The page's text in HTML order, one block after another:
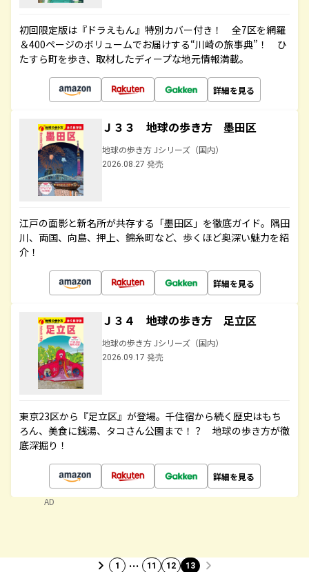
初回限定版は『ドラえもん』特別カバー付き！ 全7区を網羅
＆400ページのボリュームでお届けする“川崎の旅事典”！ ひ
たすら町を歩き、取材したディープな地元情報満載。
詳細を見る
Ｊ３３ 地球の歩き方 墨田区
地球の歩き方 Jシリーズ（国内）
2026.08.27 発売
江戸の面影と新名所が共存する「墨田区」を徹底ガイド。隅田
川、両国、向島、押上、錦糸町など、歩くほど奥深い魅力を紹
介！
詳細を見る
Ｊ３４ 地球の歩き方 足立区
地球の歩き方 Jシリーズ（国内）
2026.09.17 発売
東京23区から『足立区』が登場。千住宿から続く歴史はもち
ろん、美食に銭湯、タコさん公園まで！？ 地球の歩き方が徹
底深掘り！
詳細を見る
AD
1 … 11 12 13